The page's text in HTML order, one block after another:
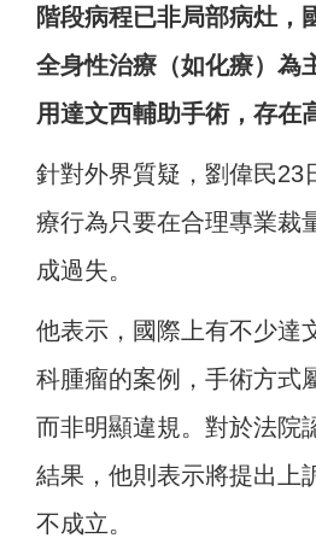
階段病程已非局部病灶，
全身性治療（如化療）為
用達文西輔助手術，存在
針對外界質疑，劉偉民23
療行為只要在合理專業裁
成過失。
他表示，國際上有不少達
科腫瘤的案例，手術方式
而非明顯違規。對於法院
結果，他則表示將提出上
不成立。